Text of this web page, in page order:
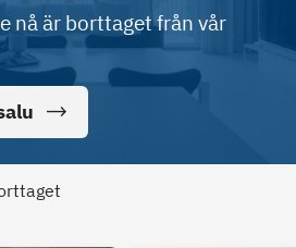
nå är borttaget från vår